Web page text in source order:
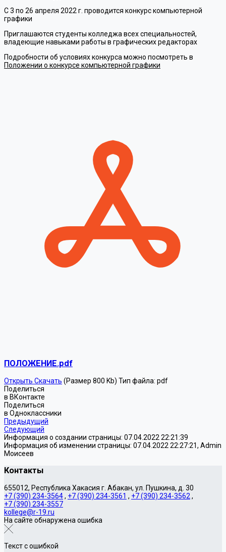
С 3 по 26 апреля 2022 г. проводится конкурс компьютерной
графики
Приглашаются студенты колледжа всех специальностей,
владеющие навыками работы в графических редакторах
Подробности об условиях конкурса можно посмотреть в
Положении о конкурсе компьютерной графики
ПОЛОЖЕНИЕ.pdf
Открыть Скачать (Размер 800 Kb) Тип файла: pdf
Поделиться
в ВКонтакте
Поделиться
в Одноклассники
Предыдущий
Следующий
Информация о создании страницы: 07.04.2022 22:21:39
Информация об изменении страницы: 07.04.2022 22:27:21, Admin
Моисеев
Контакты
655012, Республика Хакасия г. Абакан, ул. Пушкина, д. 30
+7 (390) 234-3564, +7 (390) 234-3561 , +7 (390) 234-3562 ,
+7 (390) 234-3557
kollege@r-19.ru
На сайте обнаружена ошибка
Текст с ошибкой